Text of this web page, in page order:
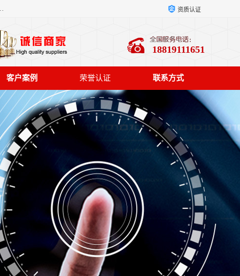
司秉承以市场为导向的战略思想，致力于大宗石化原料在中国市场的营销服务业务，为客户提供一站式的全面服务。 资质认证
18819111651
客户案例 荣誉认证 联系方式